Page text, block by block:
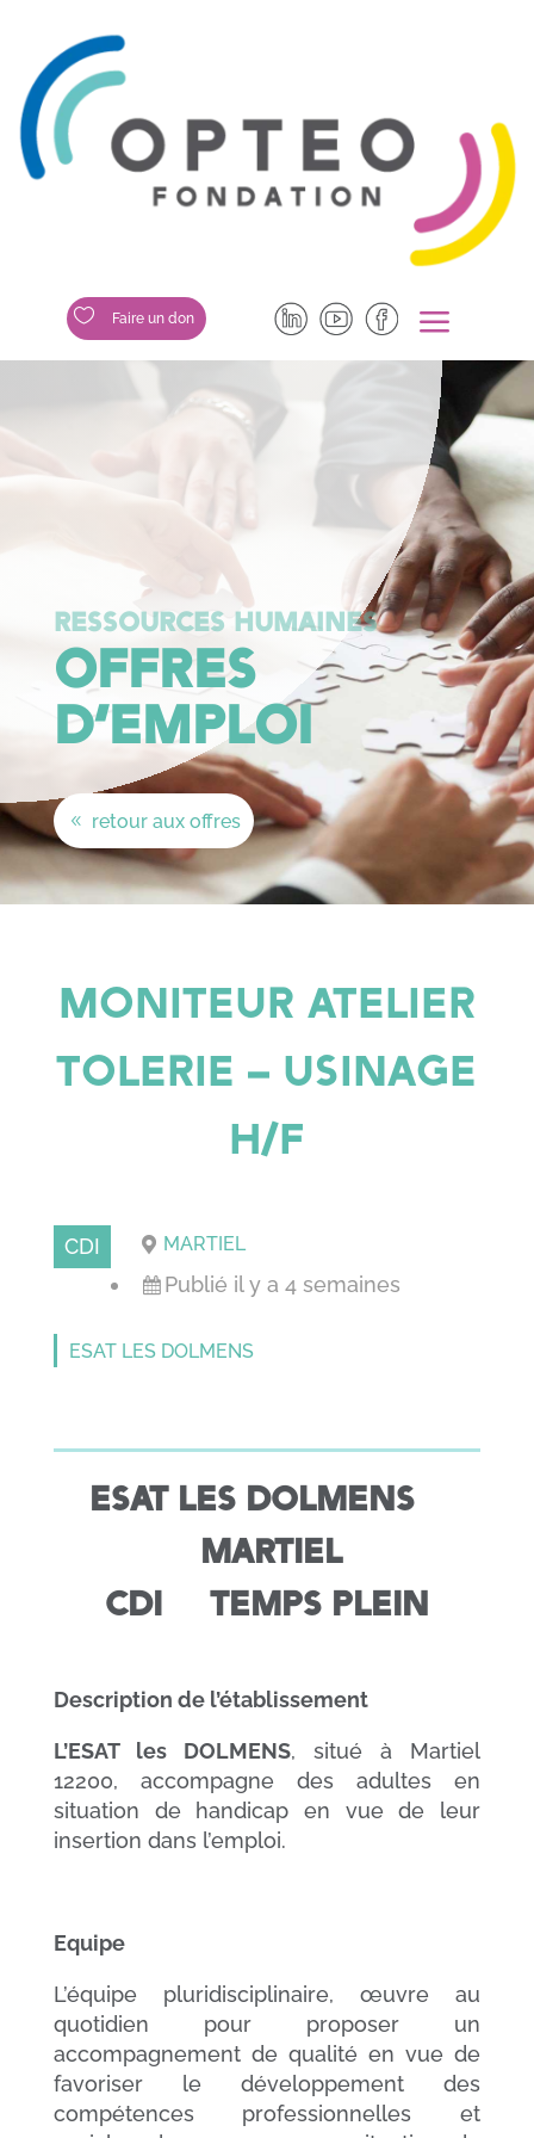
 Faire un don a
RESSOURCES HUMAINES
OFFRES
D’EMPLOI
retour aux offres
MONITEUR ATELIER
TOLERIE – USINAGE
H/F
CDI MARTIEL
Publié il y a 4 semaines
ESAT LES DOLMENS
ESAT LES DOLMENS
MARTIEL
CDI TEMPS PLEIN
Description de l’établissement
L’ESAT les DOLMENS, situé à Martiel
12200, accompagne des adultes en
situation de handicap en vue de leur
insertion dans l’emploi.
Equipe
L’équipe pluridisciplinaire, œuvre au
quotidien pour proposer un
accompagnement de qualité en vue de
favoriser le développement des
compétences professionnelles et